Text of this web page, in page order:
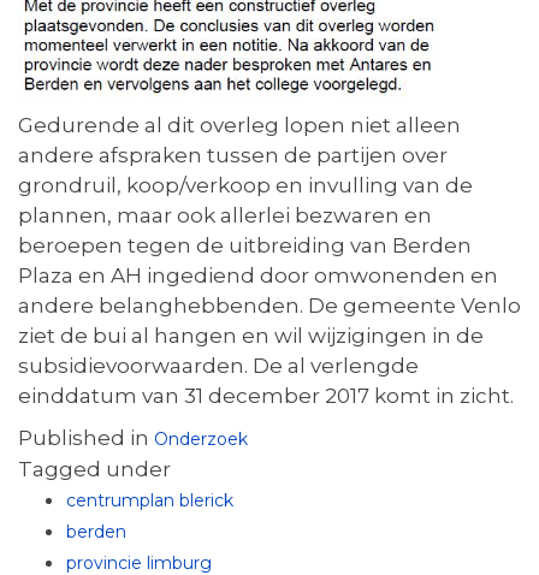
Gedurende al dit overleg lopen niet alleen
andere afspraken tussen de partijen over
grondruil, koop/verkoop en invulling van de
plannen, maar ook allerlei bezwaren en
beroepen tegen de uitbreiding van Berden
Plaza en AH ingediend door omwonenden en
andere belanghebbenden. De gemeente Venlo
ziet de bui al hangen en wil wijzigingen in de
subsidievoorwaarden. De al verlengde
einddatum van 31 december 2017 komt in zicht.
Published in Onderzoek
Tagged under
centrumplan blerick
berden
provincie limburg